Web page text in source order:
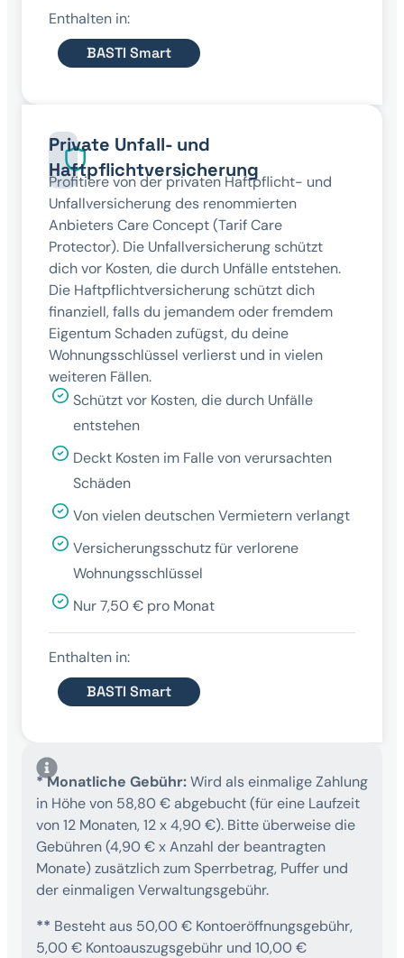
Enthalten in:
BASTI Smart
Private Unfall- und
Haftpflichtversicherung
Profitiere von der privaten Haftpflicht- und
Unfallversicherung des renommierten
Anbieters Care Concept (Tarif Care
Protector). Die Unfallversicherung schützt
dich vor Kosten, die durch Unfälle entstehen.
Die Haftpflichtversicherung schützt dich
finanziell, falls du jemandem oder fremdem
Eigentum Schaden zufügst, du deine
Wohnungsschlüssel verlierst und in vielen
weiteren Fällen.
Schützt vor Kosten, die durch Unfälle
entstehen
Deckt Kosten im Falle von verursachten
Schäden
Von vielen deutschen Vermietern verlangt
Versicherungsschutz für verlorene
Wohnungsschlüssel
Nur 7,50 € pro Monat
Enthalten in:
BASTI Smart
* Monatliche Gebühr:Wird als einmalige Zahlung
in Höhe von 58,80 € abgebucht (für eine Laufzeit
von 12 Monaten, 12 x 4,90 €). Bitte überweise die
Gebühren (4,90 € x Anzahl der beantragten
Monate) zusätzlich zum Sperrbetrag, Puffer und
der einmaligen Verwaltungsgebühr.
** Besteht aus 50,00 € Kontoeröffnungsgebühr,
5,00 € Kontoauszugsgebühr und 10,00 €